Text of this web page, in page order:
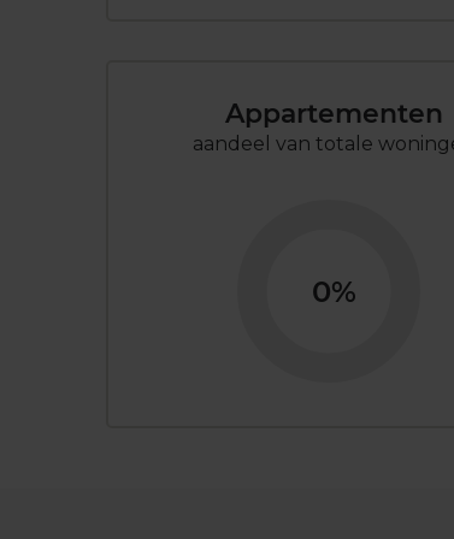
Appartementen
aandeel van totale
0%